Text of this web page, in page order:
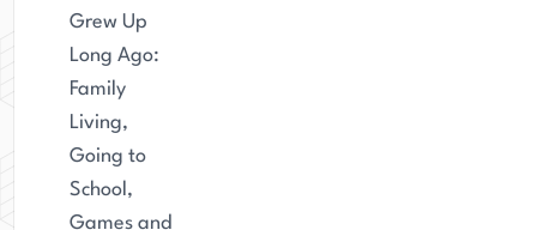
Grew Up
Long Ago:
Family
Living,
Going to
School,
Games and